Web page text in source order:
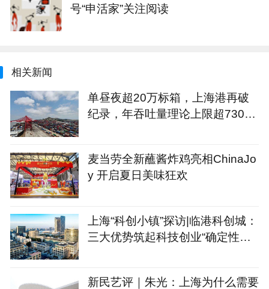
号“申活家”关注阅读
相关新闻
单昼夜超20万标箱，上海港再破
纪录，年吞吐量理论上限超7300
麦当劳全新蘸酱炸鸡亮相ChinaJo
y 开启夏日美味狂欢
上海“科创小镇”探访|临港科创城：
三大优势筑起科技创业“确定性公
新民艺评｜朱光：上海为什么需要